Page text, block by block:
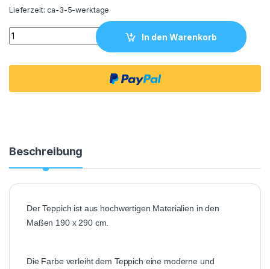
Lieferzeit:ca-3-5-werktage
Teppich 190x290 quantity
In den Warenkorb
Beschreibung
Der Teppich ist aus hochwertigen Materialien in den
Maßen 190 x 290 cm.
Die Farbe verleiht dem Teppich eine moderne und